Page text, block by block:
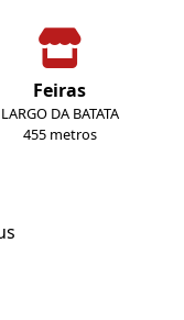
Feiras
LARGO DA BATATA
455 metros